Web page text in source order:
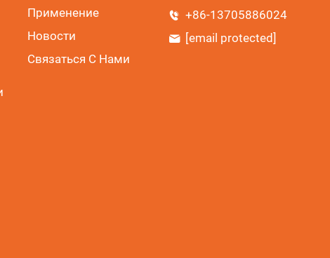
Применение
Новости
Связаться С Нами
+86-13705886024
[email protected]